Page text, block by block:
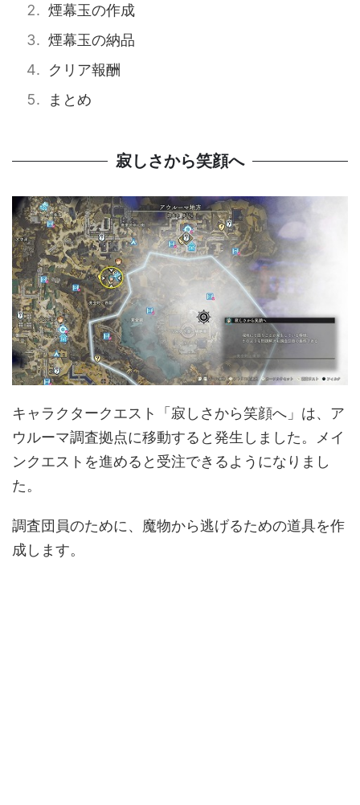
煙幕玉の作成
煙幕玉の納品
クリア報酬
まとめ
寂しさから笑顔へ
キャラクタークエスト「寂しさから笑顔へ」は、ア
ウルーマ調査拠点に移動すると発生しました。メイ
ンクエストを進めると受注できるようになりまし
た。
調査団員のために、魔物から逃げるための道具を作
成します。